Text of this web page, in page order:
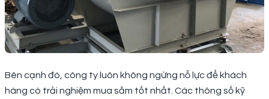
Bên cạnh đó, công ty luôn không ngừng nỗ lực để khách
hàng có trải nghiệm mua sắm tốt nhất. Các thông số kỹ